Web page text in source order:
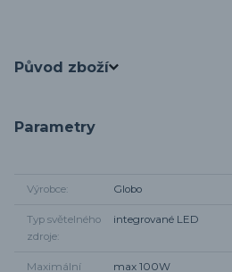
Původ zboží
Parametry
Výrobce Globo
Typ světelného
zdroje
integrované LED
Maximální max 100W